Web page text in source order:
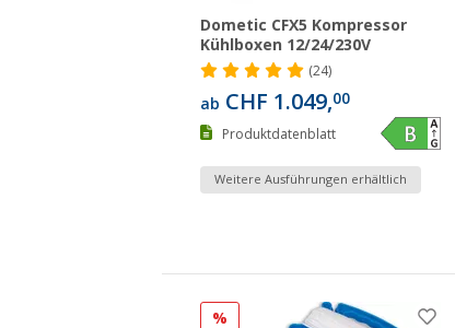
Dometic CFX5 Kompressor
Kühlboxen 12/24/230V
(24)
ab CHF 1.049,00
Produktdatenblatt
Weitere Ausführungen erhältlich
%